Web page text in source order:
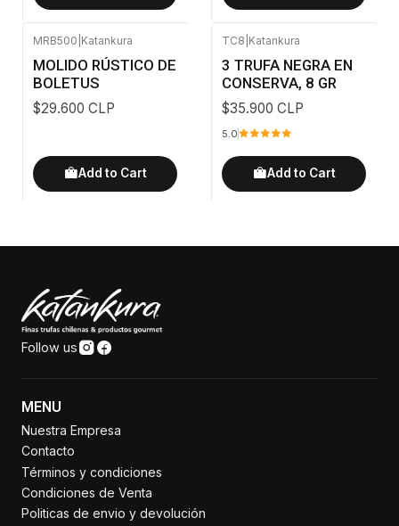
MRB500 Katankura
MOLIDO RÚSTICO DE
BOLETUS
$29.600 CLP
Add to Cart
TC8 Katankura
3 TRUFA NEGRA EN
CONSERVA, 8 GR
$35.900 CLP
5.0
Add to Cart
Follow us
MENU
Nuestra Empresa
Contacto
Términos y condiciones
Condiciones de Venta
Politicas de envio y devolución